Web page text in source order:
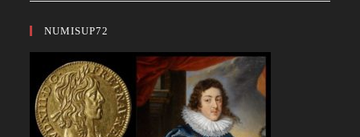
NUMISUP72